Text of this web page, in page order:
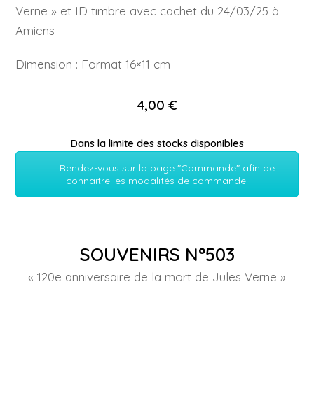
Verne » et ID timbre avec cachet du 24/03/25 à
Amiens
Dimension : Format 16×11 cm
4,00 €
Dans la limite des stocks disponibles
Rendez-vous sur la page "Commande" afin de
connaitre les modalités de commande.
SOUVENIRS N°503
« 120e anniversaire de la mort de Jules Verne »